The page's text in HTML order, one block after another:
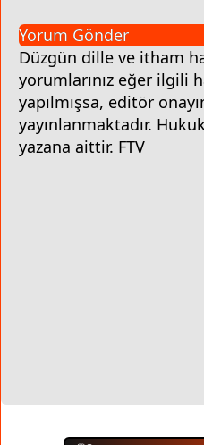
Yorum Gönder
Düzgün dille ve itham
yorumlarınız eğer ilgili
yapılmışsa, editör
yayınlanmaktadır.
yazana aittir. FTV